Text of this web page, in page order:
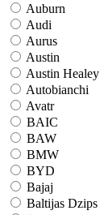
Auburn
Audi
Aurus
Austin
Austin Healey
Autobianchi
Avatr
BAIC
BAW
BMW
BYD
Bajaj
Baltijas Dzips